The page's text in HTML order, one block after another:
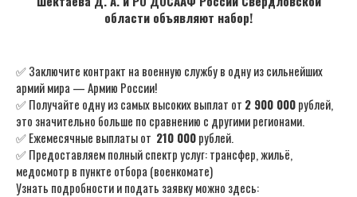
области объявляют набор!
✅ Заключите контракт на военную службу в одну из сильнейших
армий мира — Армию России!
✅ Получайте одну из самых высоких выплат от 2 900 000рублей,
это значительно больше по сравнению с другими регионами.
✅ Ежемесячные выплаты от 210 000рублей.
✅ Предоставляем полный спектр услуг: трансфер, жильё,
медосмотр в пункте отбора (военкомате)
Узнать подробности и подать заявку можно здесь: